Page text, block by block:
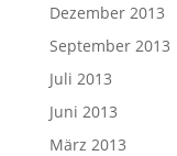
Dezember 2013
September 2013
Juli 2013
Juni 2013
März 2013